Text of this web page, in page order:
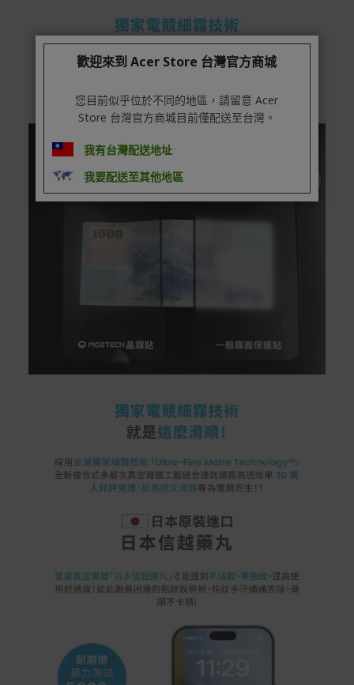
歡迎來到 Acer Store 台灣官方商城
您目前似乎位於不同的地區，請留意 Acer
Store 台灣官方商城目前僅配送至台灣。
我有台灣配送地址
我要配送至其他地區